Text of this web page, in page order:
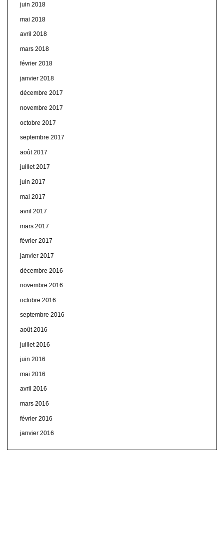
juin 2018
mai 2018
avril 2018
mars 2018
février 2018
janvier 2018
décembre 2017
novembre 2017
octobre 2017
septembre 2017
août 2017
juillet 2017
juin 2017
mai 2017
avril 2017
mars 2017
février 2017
janvier 2017
décembre 2016
novembre 2016
octobre 2016
septembre 2016
août 2016
juillet 2016
juin 2016
mai 2016
avril 2016
mars 2016
février 2016
janvier 2016